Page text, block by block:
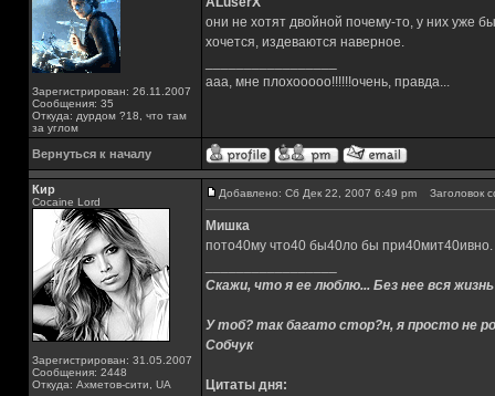
Зарегистрирован: 26.11.2007
Сообщения: 35
Откуда: дурдом ?18, что там
за углом
они не хотят двойной почему-то, у них уже
хочется, издеваются наверное.
ааа, мне плохооооо!!!!!!очень, правда...
Вернуться к началу
Кир
Cocaine Lord
Зарегистрирован: 31.05.2007
Сообщения: 2448
Откуда: Ахметов-сити, UA
Добавлено: Сб Дек 22, 2007 6:49 pm Заголовок
Мишка
пото40му что40 бы40ло бы
Скажи, что я ее люблю... Без нее вся
У тоб? так багато стор?н, я просто не
Собчук
Цитаты дня: